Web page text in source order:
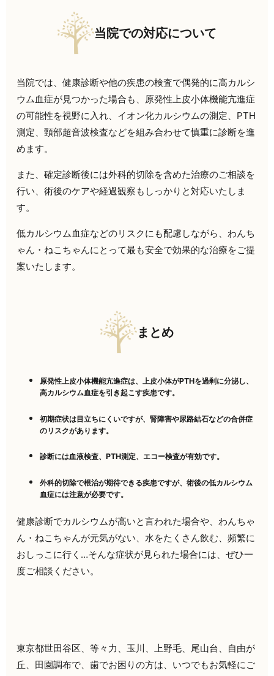
当院での対応について
当院では、健康診断や他の疾患の検査で偶発的に高カルシ
ウム血症が見つかった場合も、原発性上皮小体機能亢進症
の可能性を視野に入れ、イオン化カルシウムの測定、PTH
測定、頸部超音波検査などを組み合わせて慎重に診断を進
めます。
また、確定診断後には外科的切除を含めた治療のご相談を
行い、術後のケアや経過観察もしっかりと対応いたしま
す。
低カルシウム血症などのリスクにも配慮しながら、わんち
ゃん・ねこちゃんにとって最も安全で効果的な治療をご提
案いたします。
まとめ
原発性上皮小体機能亢進症は、上皮小体がPTHを過剰に分泌し、
高カルシウム血症を引き起こす疾患です。
初期症状は目立ちにくいですが、腎障害や尿路結石などの合併症
のリスクがあります。
診断には血液検査、PTH測定、エコー検査が有効です。
外科的切除で根治が期待できる疾患ですが、術後の低カルシウム
血症には注意が必要です。
健康診断でカルシウムが高いと言われた場合や、わんちゃ
ん・ねこちゃんが元気がない、水をたくさん飲む、頻繁に
おしっこに行く…そんな症状が見られた場合には、ぜひ一
度ご相談ください。
東京都世田谷区、等々力、玉川、上野毛、尾山台、自由が
丘、田園調布で、歯でお困りの方は、いつでもお気軽にご